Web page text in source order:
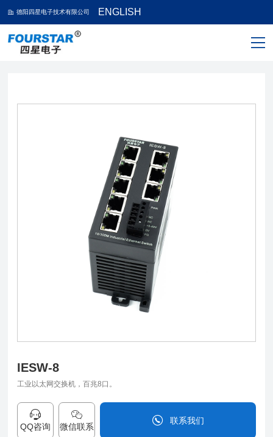
德阳四星电子技术有限公司 ENGLISH
IESW-8
工业以太网交换机，百兆8口。
QQ咨询 微信联系
联系我们